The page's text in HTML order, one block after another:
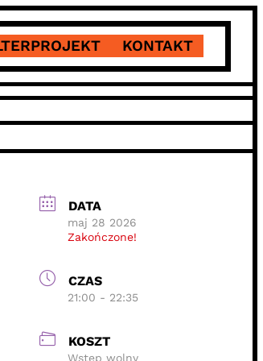
KONTAKT
DATA
maj 28 2026
Zakończone!
CZAS
21:00 - 22:35
KOSZT
Wstęp wolny